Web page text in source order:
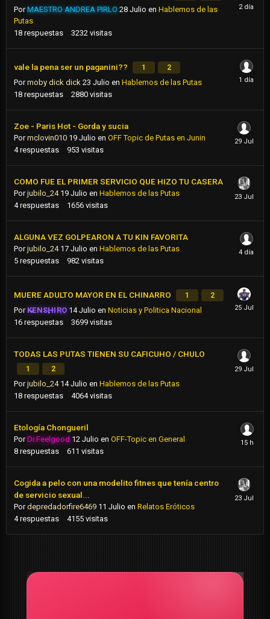
PorMAESTRO ANDREA PIRLO 28 Julio en Hablemos de las
Putas
18 respuestas 3232 visitas
vale la pena ser un paganini?? 1 2
Pormoby dick dick 23 Julio en Hablemos de las Putas
18 respuestas 2880 visitas
Zoe - Paris Hot - Gorda y sucia
Pormclovin010 19 Julio en OFF Topic de Putas en Junin
4 respuestas 953 visitas
COMO FUE EL PRIMER SERVICIO QUE HIZO TU CASERA
Porjubilo_24 19 Julio en Hablemos de las Putas
4 respuestas 1656 visitas
ALGUNA VEZ GOLPEARON A TU KIN FAVORITA
Porjubilo_24 17 Julio en Hablemos de las Putas
5 respuestas 982 visitas
MUERE ADULTO MAYOR EN EL CHINARRO 1 2
Por KENSHIRO 14 Julio enNoticias y Politica Nacional
16 respuestas 3699 visitas
TODAS LAS PUTAS TIENEN SU CAFICUHO / CHULO
1 2
Porjubilo_24 14 Julio en Hablemos de las Putas
18 respuestas 4064 visitas
Etología Chongueril
PorDr.Feelgood 12 Julio en OFF-Topic en General
8 respuestas 611 visitas
Cogida a pelo con una modelito fitnes que tenía centro
de servicio sexual...
Pordepredadorfire6469 11 Julio en Relatos Eróticos
4 respuestas 4155 visitas